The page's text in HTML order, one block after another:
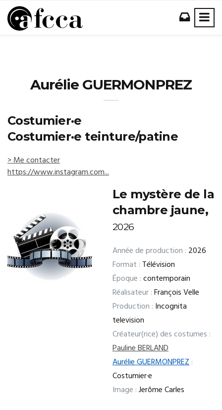
Aurélie GUERMONPREZ
Costumier·e
Costumier·e teinture/patine
> Me contacter
https://www.instagram.com...
Le mystère de la
chambre jaune,
2026
Année de production : 2026
Format : Télévision
Époque :contemporain
Réalisateur :François Velle
Production : Incognita
television
Créateur(rice) des costumes :
Pauline BERLAND
Aurélie GUERMONPREZ:
Costumier·e
Image :Jerôme Carles